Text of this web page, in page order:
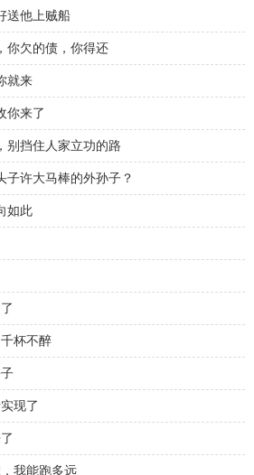
送他上贼船
你欠的债，你得还
就来
你来了
别挡住人家立功的路
子许大马棒的外孙子？
如此
杯不醉
现了
我能跑多远